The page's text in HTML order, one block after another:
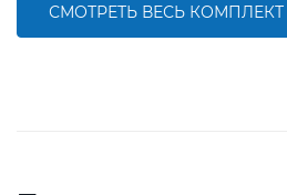
СМОТРЕТЬ ВЕСЬ КОМПЛЕКТ